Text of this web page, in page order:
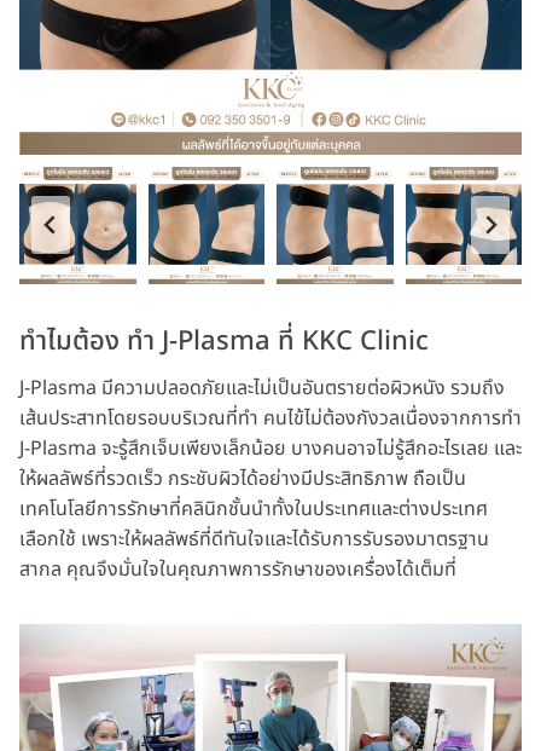
ทำไมต้อง ทำ J-Plasma ที่ KKC Clinic
J-Plasma มีความปลอดภัยและไม่เป็นอันตรายต่อผิวหนัง รวมถึง
เส้นประสาทโดยรอบบริเวณที่ทำ คนไข้ไม่ต้องกังวลเนื่องจากการทำ
J-Plasma จะรู้สึกเจ็บเพียงเล็กน้อย บางคนอาจไม่รู้สึกอะไรเลย และ
ให้ผลลัพธ์ที่รวดเร็ว กระชับผิวได้อย่างมีประสิทธิภาพ ถือเป็น
เทคโนโลยีการรักษาที่คลินิกชั้นนำทั้งในประเทศและต่างประเทศ
เลือกใช้ เพราะให้ผลลัพธ์ที่ดีทันใจและได้รับการรับรองมาตรฐาน
สากล คุณจึงมั่นใจในคุณภาพการรักษาของเครื่องได้เต็มที่